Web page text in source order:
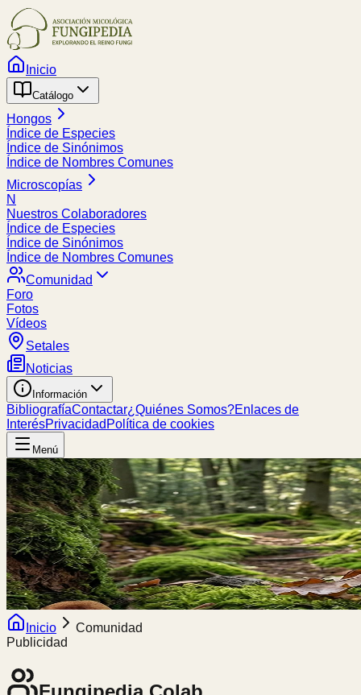
Inicio
Catálogo
Hongos
Índice de Especies
Índice de Sinónimos
Índice de Nombres Comunes
Microscopías
N
Nuestros Colaboradores
Índice de Especies
Índice de Sinónimos
Índice de Nombres Comunes
Comunidad
Foro
Fotos
Vídeos
Setales
Noticias
Información
BibliografíaContactar¿Quiénes Somos?Enlaces de
InterésPrivacidad Política de cookies
Menú
Inicio
Comunidad
Publicidad